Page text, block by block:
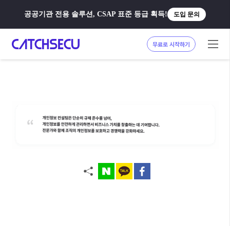
공공기관 전용 솔루션, CSAP 표준 등급 획득! 도입 문의
무료로 시작하기